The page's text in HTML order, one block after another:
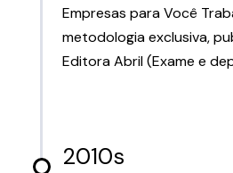
Empresas para Você
metodologia exclusiva,
Editora Abril (Exame e
2010s